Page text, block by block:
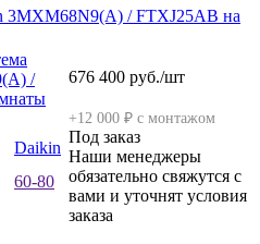
3MXM68N9(A) / FTXJ25AB на
/
Daikin
60-80
676 400 руб./шт
+12 000 ₽ с монтажом
Под заказ
Наши менеджеры
обязательно свяжутся с
вами и уточнят условия
заказа